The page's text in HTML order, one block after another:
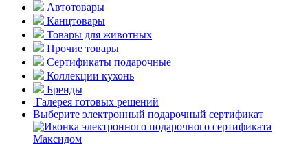
Автотовары
Канцтовары
Товары для животных
Прочие товары
Сертификаты подарочные
Коллекции кухонь
Бренды
Галерея готовых решений
Выберите электронный подарочный сертификат